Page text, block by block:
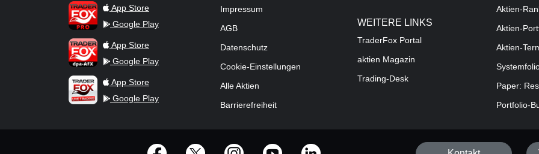
TraderFox ProApp Store
Google Play
TraderFox dpa-AFX ProFeed
App Store
Google Play
TraderFox Live Trading
App Store
Google Play
Impressum
AGB
Datenschutz
Cookie-Einstellungen
Alle Aktien
Barrierefreiheit
WEITERE LINKS
TraderFox Portal
aktien Magazin
Trading-Desk
Aktien-
Aktien-
Aktien-
Paper:
Portfolio-
offizielle Social Media-Accounts